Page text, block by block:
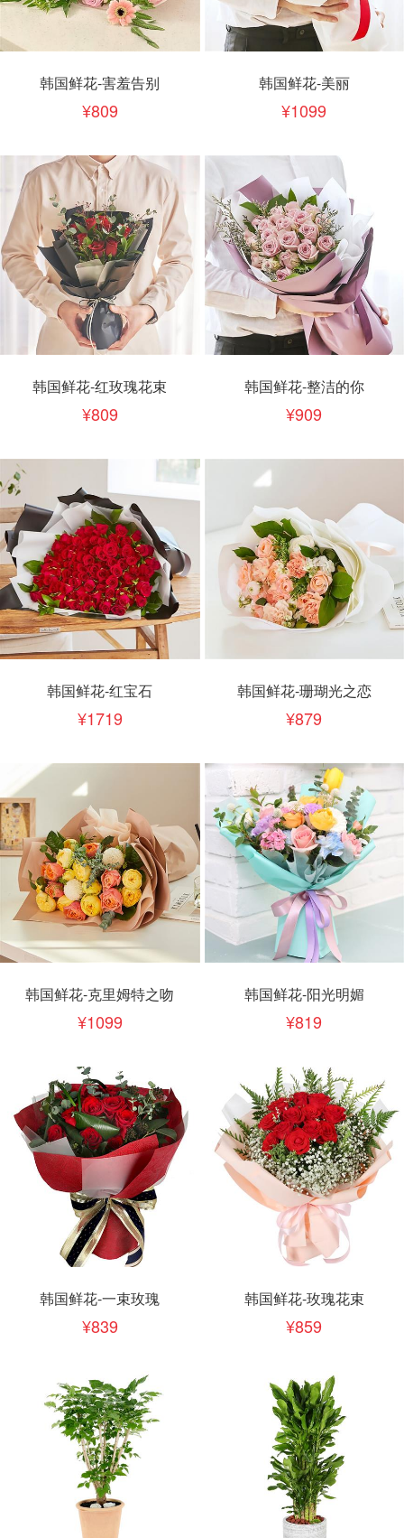
韩国鲜花-害羞告别
809
韩国鲜花-美丽
1099
韩国鲜花-红玫瑰花束
809
韩国鲜花-整洁的你
909
韩国鲜花-红宝石
1719
韩国鲜花-珊瑚光之恋
879
韩国鲜花-克里姆特之吻
1099
韩国鲜花-阳光明媚
819
韩国鲜花-一束玫瑰
839
韩国鲜花-玫瑰花束
859